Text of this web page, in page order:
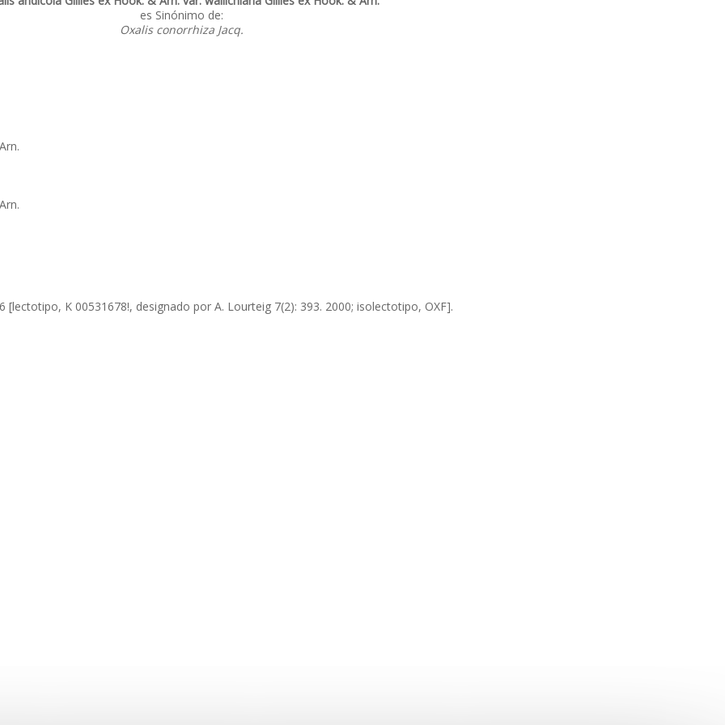
es Sinónimo de:
Oxalis conorrhiza Jacq.
[lectotipo, K 00531678!, designado por A. Lourteig 7(2): 393. 2000; isolectotipo, OXF].